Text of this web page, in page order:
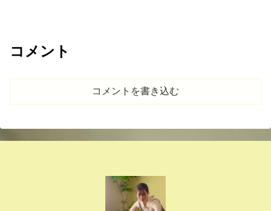
コメント
コメントを書き込む